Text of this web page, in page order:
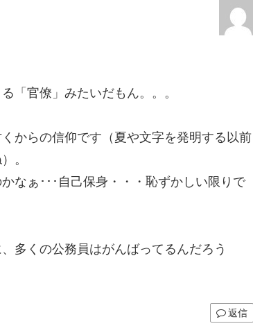
「官僚」みたいだもん。。。
からの信仰です（夏や文字を発明する以前
。
なぁ･･･自己保身・・・恥ずかしい限りで
多くの公務員はがんばってるんだろう
返信